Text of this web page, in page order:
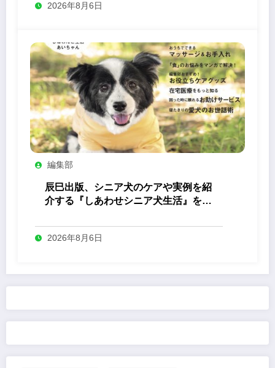
2026年8月6日
編集部
辰巳出版、シニア犬のケアや実例を紹
介する『しあわせシニア犬生活』を発
2026年8月6日